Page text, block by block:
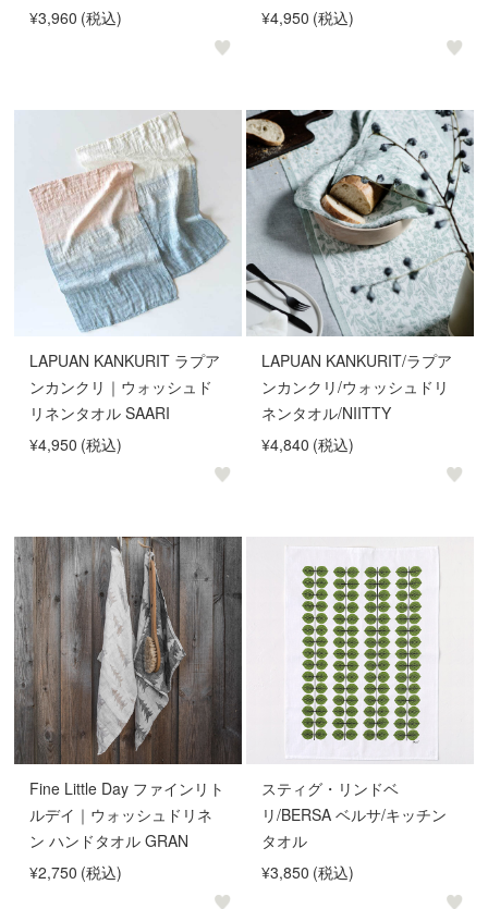
¥3,960 (税込)
¥4,950 (税込)
LAPUAN KANKURIT ラプア
ンカンクリ｜ウォッシュド
リネンタオル SAARI
¥4,950 (税込)
LAPUAN KANKURIT/ラプア
ンカンクリ/ウォッシュドリ
ネンタオル/NIITTY
¥4,840 (税込)
Fine Little Day ファインリト
ルデイ｜ウォッシュドリネ
ン ハンドタオル GRAN
¥2,750 (税込)
スティグ・リンドベ
リ/BERSA ベルサ/キッチン
タオル
¥3,850 (税込)